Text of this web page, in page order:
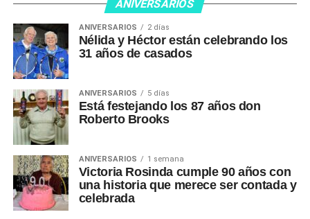
ANIVERSARIOS
ANIVERSARIOS 2 días
Nélida y Héctor están celebrando los
31 años de casados
ANIVERSARIOS 5 días
Está festejando los 87 años don
Roberto Brooks
ANIVERSARIOS 1 semana
Victoria Rosinda cumple 90 años con
una historia que merece ser contada y
celebrada